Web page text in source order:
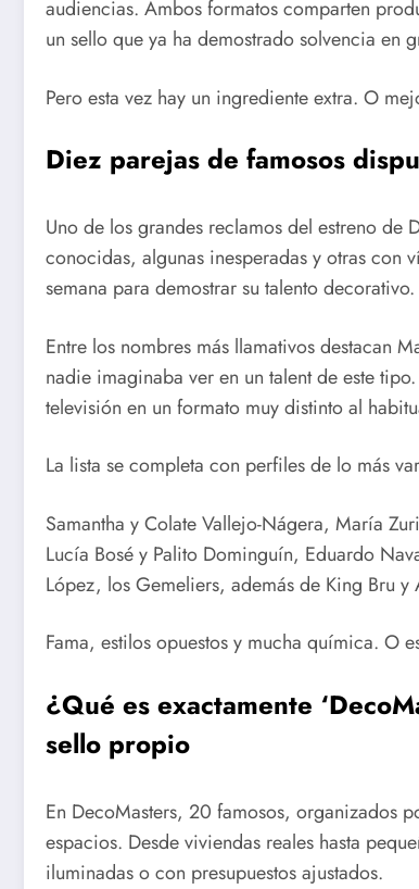
audiencias. Ambos formatos comparten
un sello que ya ha demostrado solvencia en
Pero esta vez hay un ingrediente extra. O
Diez parejas de famosos
Uno de los grandes reclamos del estreno de
conocidas, algunas inesperadas y otras con
semana para demostrar su talento decorativo.
Entre los nombres más llamativos destacan
nadie imaginaba ver en un talent de este
televisión en un formato muy distinto al
La lista se completa con perfiles de lo más
Samantha y Colate Vallejo-Nágera, María
Lucía Bosé y Palito Dominguín, Eduardo
López, los Gemeliers, además de King Bru y
Fama, estilos opuestos y mucha química. O
¿Qué es exactamente
sello propio
En DecoMasters, 20 famosos, organizados
espacios. Desde viviendas reales hasta
iluminadas o con presupuestos ajustados.